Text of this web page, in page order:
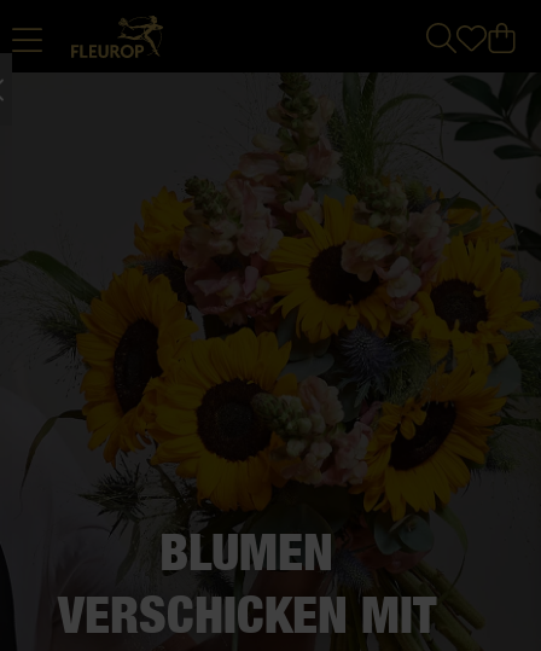
BLUMEN
VERSCHICKEN MIT